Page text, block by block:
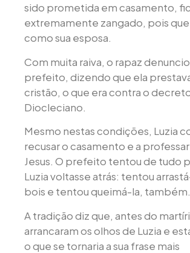
sido prometida em casamento,
extremamente zangado, pois
como sua esposa.
Com muita raiva, o rapaz
prefeito, dizendo que ela
cristão, o que era contra o
Diocleciano.
Mesmo nestas condições, Luzia
recusar o casamento e a professar
Jesus. O prefeito tentou de tudo
Luzia voltasse atrás: tentou
bois e tentou queimá-la, também.
A tradição diz que, antes do
arrancaram os olhos de Luzia e
o que se tornaria a sua frase mais